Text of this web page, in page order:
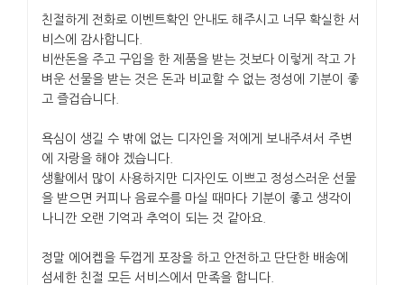
친절하게 전화로 이벤트확인 안내도 해주시고 너무 확실한 서
비스에 감사합니다.
비싼돈을 주고 구입을 한 제품을 받는 것보다 이렇게 작고 가
벼운 선물을 받는 것은 돈과 비교할 수 없는 정성에 기분이 좋
고 즐겁습니다.
욕심이 생길 수 밖에 없는 디자인을 저에게 보내주셔서 주변
에 자랑을 해야 겠습니다.
생활에서 많이 사용하지만 디자인도 이쁘고 정성스러운 선물
을 받으면 커피나 음료수를 마실 때마다 기분이 좋고 생각이
나니깐 오랜 기억과 추억이 되는 것 같아요.
정말 에어켑을 두껍게 포장을 하고 안전하고 단단한 배송에
섬세한 친절 모든 서비스에서 만족을 합니다.